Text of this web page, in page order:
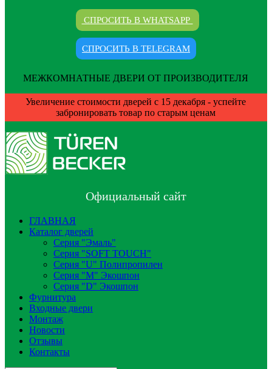
СПРОСИТЬ В WHATSAPP
СПРОСИТЬ В TELEGRAM
МЕЖКОМНАТНЫЕ ДВЕРИ ОТ ПРОИЗВОДИТЕЛЯ
Увеличение стоимости дверей с 15 декабря - успейте
забронировать товар по старым ценам
Официальный сайт
ГЛАВНАЯ
Каталог дверей
Серия "Эмаль"
Серия "SOFT TOUCH"
Серия "U" Полипропилен
Серия "М" Экошпон
Серия "D" Экошпон
Фурнитура
Входные двери
Монтаж
Новости
Отзывы
Контакты